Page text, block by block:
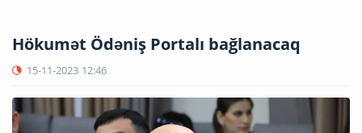
Hökumət Ödəniş Portalı bağlanacaq
15-11-2023 12:46